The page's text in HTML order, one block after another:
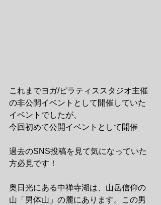
これまでヨガ/ピラティススタジオ主催
の非公開イベントとして開催していた
イベントでしたが、
今回初めて公開イベントとして開催
過去のSNS投稿を見て気になっていた
方必見です！
奥日光にある中禅寺湖は、山岳信仰の
山「男体山」の麓にあります。この男